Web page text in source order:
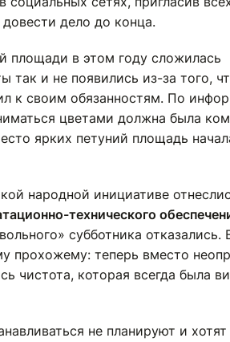
дело до конца.
площади в этом году сложилась
так и не появились из-за того,
к своим обязанностям. По
цветами должна была
ярких петуний площадь
народной инициативе
технического
субботника отказались.
прохожему: теперь вместо
чистота, которая всегда была
не планируют и хотят